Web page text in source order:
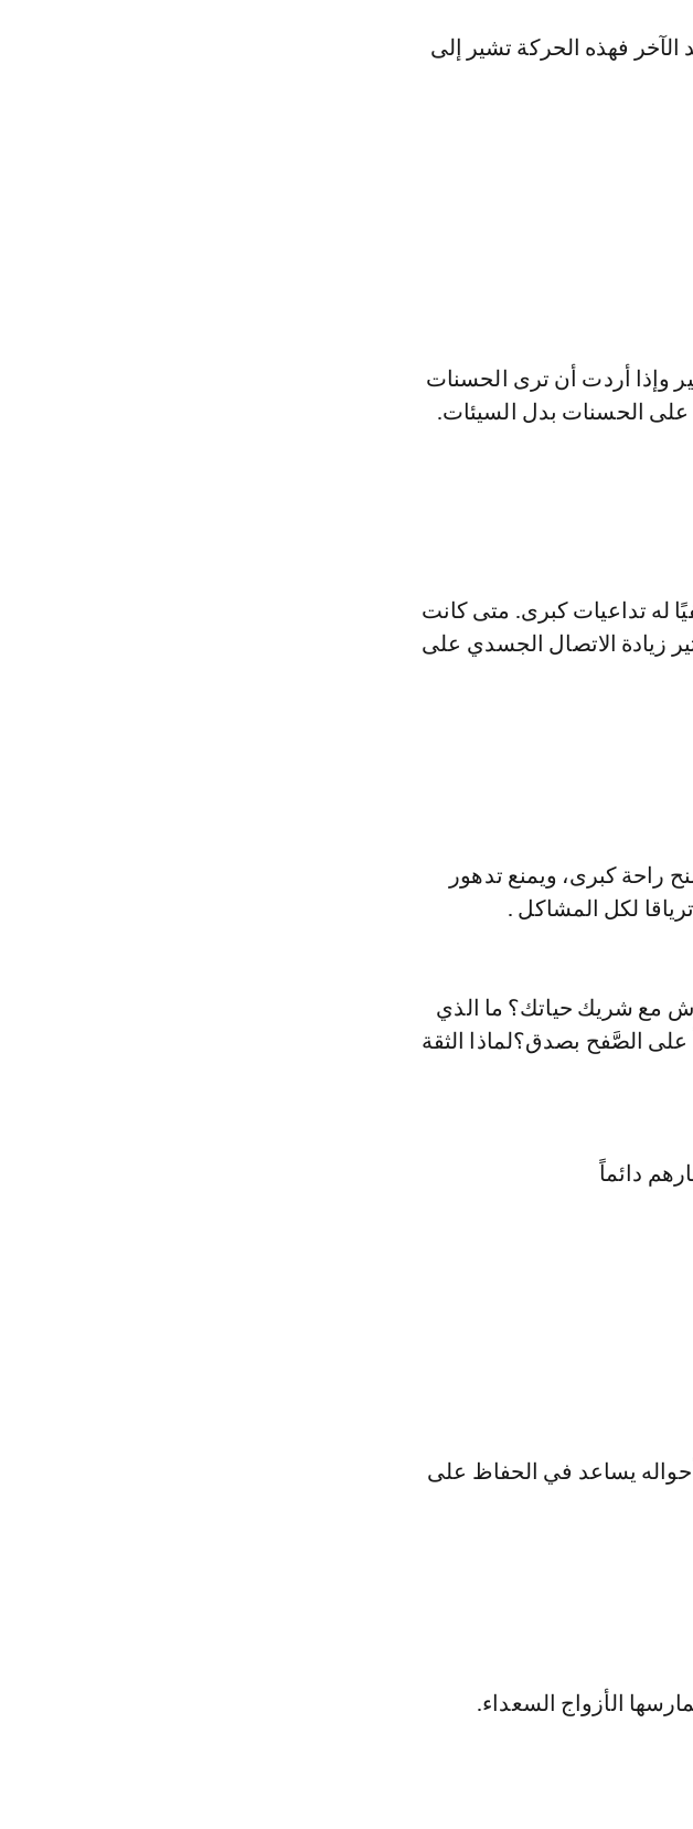
الآخر فهذه الحركة تشير إلى
وإذا أردت أن ترى الحسنات
على الحسنات بدل السيئات.
له تداعيات كبرى. متى كانت
زيادة الاتصال الجسدي على
راحة كبرى، ويمنع تدهور
لكل المشاكل .
مع شريك حياتك؟ ما الذي
الصَّفح بصدق؟لماذا الثقة
يساعد في الحفاظ على
الأزواج السعداء.